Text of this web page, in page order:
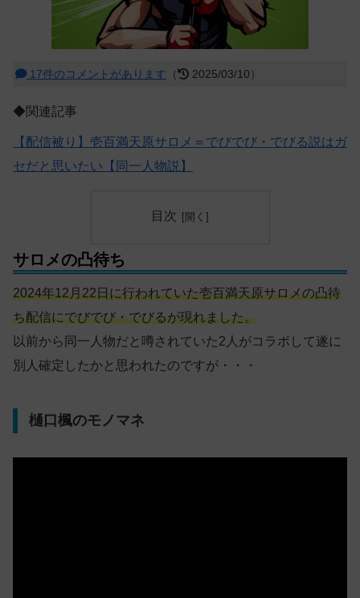
17件のコメントがあります （ 2025/03/10）
◆関連記事
【配信被り】壱百満天原サロメ＝でびでび・でびる説はガ
セだと思いたい【同一人物説】
目次
サロメの凸待ち
2024年12月22日に行われていた壱百満天原サロメの凸待
ち配信にでびでび・でびるが現れました。
以前から同一人物だと噂されていた2人がコラボして遂に
別人確定したかと思われたのですが・・・
樋口楓のモノマネ